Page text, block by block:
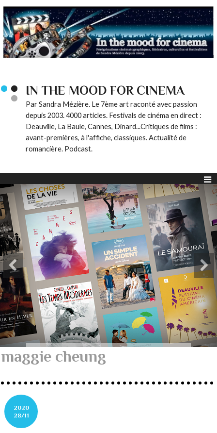
IN THE MOOD FOR CINEMA
Par Sandra Mézière. Le 7ème art raconté avec passion
depuis 2003. 4000 articles. Festivals de cinéma en direct :
Deauville, La Baule, Cannes, Dinard...Critiques de films :
avant-premières, à l'affiche, classiques. Actualité de
romancière. Podcast.
maggie cheung
2020
28/11